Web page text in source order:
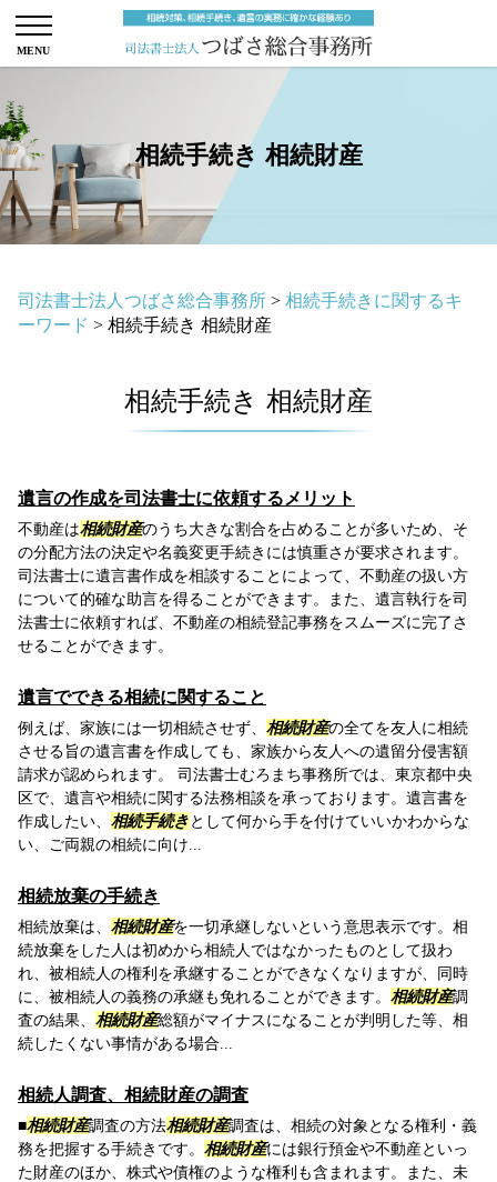
相続手続き 相続財産
司法書士法人つばさ総合事務所 > 相続手続きに関するキ
ーワード > 相続手続き 相続財産
相続手続き 相続財産
遺言の作成を司法書士に依頼するメリット
不動産は相続財産のうち大きな割合を占めることが多いため、そ
の分配方法の決定や名義変更手続きには慎重さが要求されます。
司法書士に遺言書作成を相談することによって、不動産の扱い方
について的確な助言を得ることができます。また、遺言執行を司
法書士に依頼すれば、不動産の相続登記事務をスムーズに完了さ
せることができます。
遺言でできる相続に関すること
例えば、家族には一切相続させず、 相続財産の全てを友人に相続
させる旨の遺言書を作成しても、家族から友人への遺留分侵害額
請求が認められます。 司法書士むろまち事務所では、東京都中央
区で、遺言や相続に関する法務相談を承っております。遺言書を
作成したい、 相続手続きとして何から手を付けていいかわからな
い、ご両親の相続に向け...
相続放棄の手続き
相続放棄は、 相続財産を一切承継しないという意思表示です。相
続放棄をした人は初めから相続人ではなかったものとして扱わ
れ、被相続人の権利を承継することができなくなりますが、同時
に、被相続人の義務の承継も免れることができます。 相続財産調
査の結果、 相続財産総額がマイナスになることが判明した等、相
続したくない事情がある場合...
相続人調査、相続財産の調査
■相続財産調査の方法相続財産調査は、相続の対象となる権利・義
務を把握する手続きです。 相続財産には銀行預金や不動産といっ
た財産のほか、株式や債権のような権利も含まれます。また、未